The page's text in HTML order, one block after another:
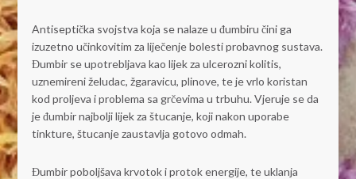
Antiseptička svojstva koja se nalaze u đumbiru čini ga
izuzetno učinkovitim za liječenje bolesti probavnog sustava.
Đumbir se upotrebljava kao lijek za ulcerozni kolitis,
uznemireni želudac, žgaravicu, plinove, te je vrlo koristan
kod proljeva i problema sa grčevima u trbuhu. Vjeruje se da
je đumbir najbolji lijek za štucanje, koji nakon uporabe
tinkture, štucanje zaustavlja gotovo odmah.
Đumbir poboljšava krvotok i protok energije, te uklanja